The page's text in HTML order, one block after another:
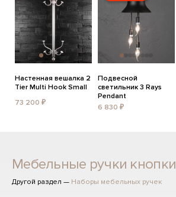
Настенная вешалка 2
Tier Multi Hook Small
73 200 ₽
Подвесной
светильник 3 Rays
Pendant
6 830 ₽
Мебельные ручки кнопки
Другой раздел — Наборы мебельных ручек